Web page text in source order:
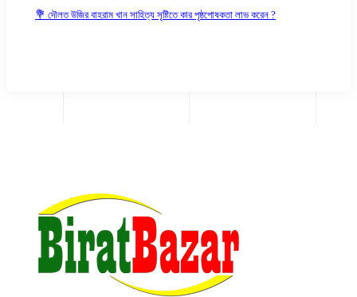
💐 দৌলত উজির বাহরাম খান সাহিত্য সৃষ্টিতে কার পৃষ্ঠপোষকতা লাভ করেন ?